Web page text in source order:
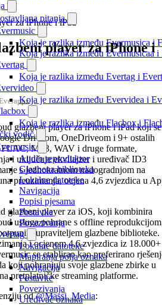
pitanja
Koja je razlika između Evermusica i
Koja je razlika između Evermusicaa i
Koja je razlika između Evertag i
Koja je razlika između Evervidea i
Koja je razlika između Flacbox i
vodič
Audio reproduktor
Glazbena biblioteka
Lokalne datoteke
Navigacija
Popisi pjesama
Postavke
Povezivanja
Lokalne datoteke
Mapiranja polja oznaka
Navigacija
Postavke
Povezivanja
Uređivač oznaka
za iPhone i iPad
player za iPhone i
glazbeni player za iPhone i iPad koji se
Driveom, OneDriveom i 9+ ostalih
MP3, WAV i druge formate,
i uključuje ekvilajzer i uređivač ID3
s jednokratnom nadogradnjom na
preuzimanja, ocjena 4,6 zvjezdica u
glazbeni player za iOS, koji kombinira
usluga pohrane s offline
upraviteljem glazbene biblioteke.
i ocjenom 4,6 zvjezdica iz 18.000+
se etablirao kao preferirano
koji pohranjuju svoje glazbene zbirke u
pretplatničke streaming platforme.
od@Massi_Media: